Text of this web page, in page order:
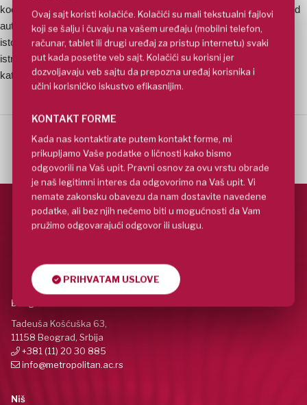
koordinaciju projekata, organizaciju događaja i finansije. Jedan je od
autora projekta festivala knjige Čitam Čitaš. Sekretar je Društva
istoričara umetnosti i vizuelne kulture. Učesnik je brojnih terenskih
istraživanja novovekovne sakralne topografije, autor je nekoliko
kataloga i izložbi.
Beograd
Tadeuša Košćuška 63,
11158 Beograd, Srbija
+381 (11) 20 30 885
info@metropolitan.ac.rs
Niš
Ovaj sajt koristi kolačiće. Kolačići su mali tekstualni fajlovi
koji se šalju i čuvaju na vašem uređaju (mobilni telefon,
računar, tablet ili drugi uređaj za pristup internetu) svaki
put kada posetite veb sajt. Kolačići su korisni jer
dozvoljavaju veb sajtu da prepozna uređaj korisnika i
učini korisničko iskustvo efikasnijim.
KONTAKT FORME
Kada nas kontaktirate putem kontakt forme, mi
prikupljamo Vaše podatke o ličnosti kako bismo
odgovorili na Vaš upit. Pravni osnov za ovu vrstu obrade
je naš legitimni interes da odgovorimo na Vaš upit. Vi
nemate zakonsku obavezu da nam dostavite navedene
podatke, ali bez njih nećemo biti u mogućnosti da Vam
pružimo odgovarajući odgovor ili uslugu.
PRIHVATAM USLOVE